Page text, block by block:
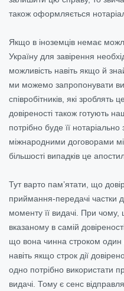
також оформляється
Якщо в іноземців немає
Україну для завірення
можливість навіть якщо й
ми можемо запропонувати
співробітників, які зроблять
довіреності також готують
потрібно буде її нотаріально
міжнародними договорами
більшості випадків це
Тут варто пам’ятати, що
приймання-передачі частки
моменту її видачі. При чому,
вказаному в самій
що вона чинна строком один
навіть якщо строк дії
одно потрібно використати
видачі. Тому є сенс